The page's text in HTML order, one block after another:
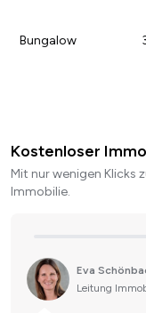
Bungalow
Kostenloser
Mit nur wenigen Klicks
Immobilie.